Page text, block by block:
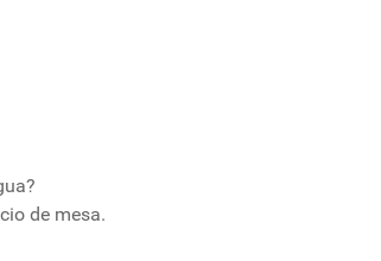
de mesa.